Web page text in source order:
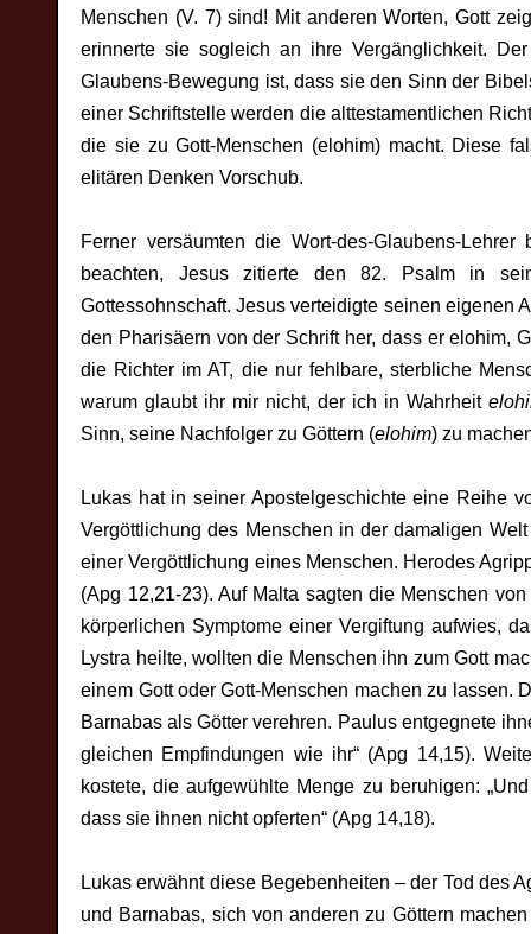
Menschen (V. 7) sind! Mit anderen Worten, Gott
erinnerte sie sogleich an ihre Vergänglichkeit.
Glaubens-Bewegung ist, dass sie den Sinn der
einer Schriftstelle werden die alttestamentlichen
die sie zu Gott-Menschen (elohim) macht. Diese
elitären Denken Vorschub.
Ferner versäumten die Wort-des-Glaubens-
beachten, Jesus zitierte den 82. Psalm in
Gottessohnschaft. Jesus verteidigte seinen eigenen
den Pharisäern von der Schrift her, dass er elohim,
die Richter im AT, die nur fehlbare, sterbliche
warum glaubt ihr mir nicht, der ich in Wahrheit
Sinn, seine Nachfolger zu Göttern (elohim) zu
Lukas hat in seiner Apostelgeschichte eine Reihe
Vergöttlichung des Menschen in der damaligen
einer Vergöttlichung eines Menschen. Herodes
(Apg 12,21-23). Auf Malta sagten die Menschen
körperlichen Symptome einer Vergiftung aufwies,
Lystra heilte, wollten die Menschen ihn zum Gott
einem Gott oder Gott-Menschen machen zu lassen.
Barnabas als Götter verehren. Paulus entgegnete
gleichen Empfindungen wie ihr“ (Apg 14,15).
kostete, die aufgewühlte Menge zu beruhigen:
dass sie ihnen nicht opferten“ (Apg 14,18).
Lukas erwähnt diese Begebenheiten – der Tod des
und Barnabas, sich von anderen zu Göttern